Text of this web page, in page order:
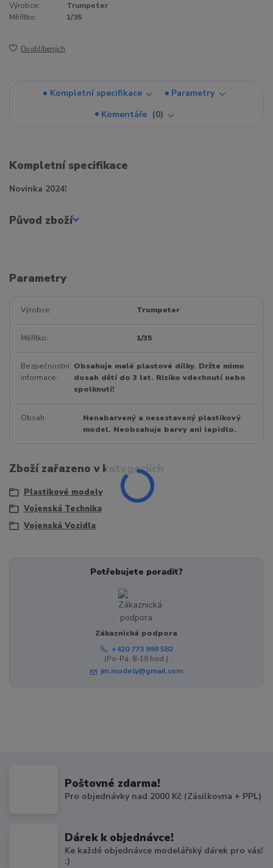
Výrobce:
Trumpeter
Měřítko:
1/35
Do oblíbených
Kompletní specifikace
Parametry
Komentáře
0
Kompletní specifikace
Novinka 2024!
Původ zboží
Parametry
Výrobce Trumpeter
Měřítko 1/35
Bezpečnostní
informace
Obsahuje malé plastové dílky. Držte mimo
dosah dětí do 3 let. Riziko vdechnutí nebo
spolknutí!
Obsah
Nenabarvený a nesestavený plastikový
model. Neobsahuje barvy ani lepidlo.
Zboží zařazeno v kategoriích
Plastikové modely
Vojenská Technika
Vojenská Vozidla
Potřebujete poradit?
Zákaznická podpora
+420 773 998 582
(Po-Pá, 8-18 hod.)
jm.modely@gmail.com
Poštovné zdarma!
Pro objednávky nad 2000 Kč (Zásilkovna + PPL)
Dárek k objednávce!
Ke každé objednávce modelářský dárek pro vás!
:)